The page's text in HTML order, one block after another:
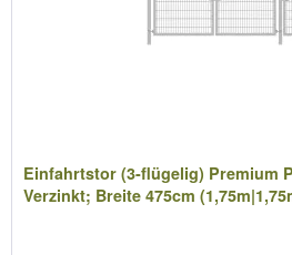
Einfahrtstor (3-flügelig) Premium
Verzinkt; Breite 475cm